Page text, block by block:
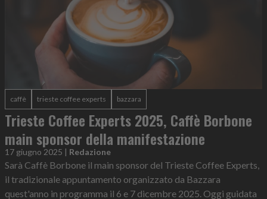
caffè trieste coffee experts bazzara
Trieste Coffee Experts 2025, Caffè Borbone
main sponsor della manifestazione
17 giugno 2025 | Redazione
Sarà Caffè Borbone il main sponsor del Trieste Coffee Experts,
il tradizionale appuntamento organizzato da Bazzara
quest'anno in programma il 6 e 7 dicembre 2025. Oggi guidata